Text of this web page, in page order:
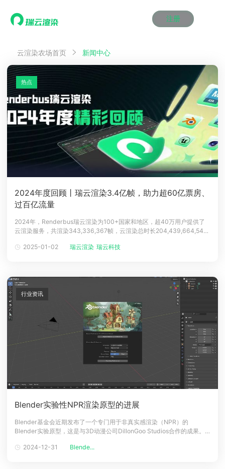
注册
产品服务
效果图渲染
瑞兔百宝箱
AI视频插帧
效果图渲染
瑞兔百宝箱
AI视频插帧
效果图渲染
瑞兔百宝箱
AI视频插帧
效果图渲染
瑞兔百宝箱
AI视频插帧
效果图渲染
瑞兔百宝箱
AI视频插帧
效果图渲染
瑞兔百宝箱
AI视频插帧
解决方案
Maya云渲染方案
3ds Max云渲染方案
Cinema 4D云渲染方案
Blender 云渲染方案
Maya AI渲染方案
Maya云渲染方案
3ds Max云渲染方案
Cinema 4D云渲染方案
Blender 云渲染方案
Maya AI渲染方案
Maya云渲染方案
3ds Max云渲染方案
Cinema 4D云渲染方案
Blender 云渲染方案
Maya AI渲染方案
Maya云渲染方案
3ds Max云渲染方案
Cinema 4D云渲染方案
Blender 云渲染方案
Maya AI渲染方案
Maya云渲染方案
3ds Max云渲染方案
Cinema 4D云渲染方案
Blender 云渲染方案
Maya AI渲染方案
Maya云渲染方案
3ds Max云渲染方案
Cinema 4D云渲染方案
Blender 云渲染方案
Maya AI渲染方案
价格
动画价格
效果图价格
云制作价格
动画价格
效果图价格
云制作价格
动画价格
效果图价格
云制作价格
动画价格
效果图价格
云制作价格
动画价格
效果图价格
云制作价格
动画价格
效果图价格
云制作价格
渲染大赛
泛CG交流会
渲染大赛
泛CG交流会
渲染大赛
泛CG交流会
渲染大赛
泛CG交流会
渲染大赛
泛CG交流会
渲染大赛
泛CG交流会
特惠专区
青云平台
教育优惠
青云平台
教育优惠
青云平台
教育优惠
青云平台
教育优惠
青云平台
教育优惠
青云平台
教育优惠
登录
云渲染农场首页 新闻中心
2024年度回顾丨瑞云渲染3.4亿帧，助力超60亿票房、
过百亿流量
2024年，Renderbus瑞云渲染为100+国家和地区，超40万用户提供了
云渲染服务，共渲染343,336,367帧，云渲染总时长204,439,664,548
染集群让渲染效率呈指数级提升！（数据来源于瑞云渲染内部数据，仅供
2025-01-02 瑞云渲染 瑞云科技
热点
Blender实验性NPR渲染原型的进展
Blender基金会近期发布了一个专门用于非真实感渲染（NPR）的
Blender实验原型，这是与3D动漫公司DillonGoo Studios合作的成果。
漫和风格化渲染提供了新的可能。图源网络DillonGoo Studios作为合作伙
2024-12-31 Blende...
行业资讯